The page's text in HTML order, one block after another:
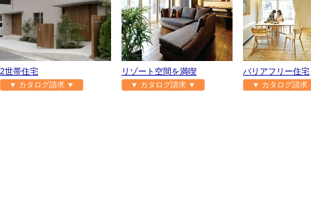
2世帯住宅
▼ カタログ請求 ▼
リゾート空間を満喫
▼ カタログ請求 ▼
バリアフリー住宅
▼ カタログ請